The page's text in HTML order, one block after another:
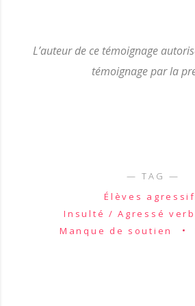
L’auteur de ce témoignage
témoignage par la
Élèves
Insulté / Agressé
Manque de soutien